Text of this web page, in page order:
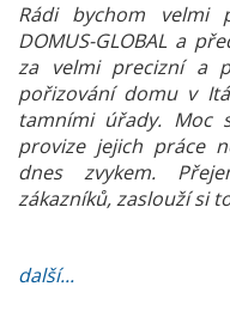
Rádi bychom velmi
DOMUS-GLOBAL a
za velmi precizní a
pořizování domu v
tamními úřady. Moc
provize jejich práce
dnes zvykem.
zákazníků, zaslouží si
další...